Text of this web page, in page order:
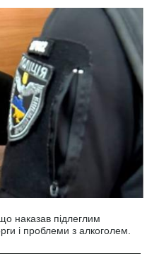
наказав підлеглим
і проблеми з алкоголем.